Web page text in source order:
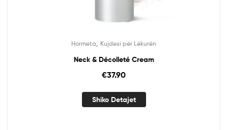
Hormeta Kujdesi për Lëkurën
Neck & Décolleté Cream
€37.90
Shiko Detajet